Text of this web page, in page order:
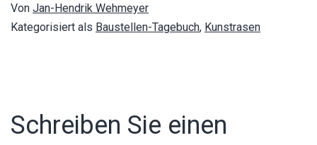
Von Jan-Hendrik Wehmeyer
Kategorisiert als Baustellen-Tagebuch, Kunstrasen
Schreiben Sie einen